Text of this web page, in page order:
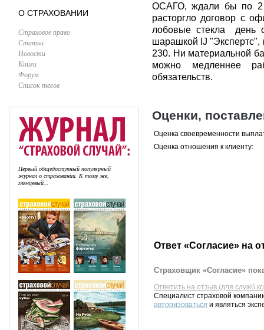
О СТРАХОВАНИИ
Страховое право
Статьи
Новости
Книги
Форум
Список тегов
Первый общедоступный популярный
журнал о страховании. К тому же,
глянцевый...
ОСАГО, ждали бы по 2
расторгло договор с
лобовые стекла день
шарашкой IJ "Экспертс",
230. Ни материальной
можно медленнее
обязательств.
Оценки,
Оценка своевременности
Оценка отношения к клиенту:
Ответ «Согласие» на
Страховщик «Согласие»
Ответить на отзыв (для служб
Специалист страховой
авторизоваться и являться